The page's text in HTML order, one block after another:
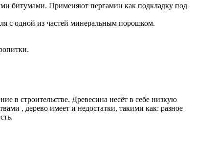
битумами. Применяют пергамин как подкладку под
с одной из частей минеральным порошком.
в строительстве. Древесина несёт в себе низкую
, дерево имеет и недостатки, такими как: разное